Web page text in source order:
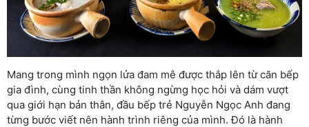
Mang trong mình ngọn lửa đam mê được thắp lên từ căn bếp
gia đình, cùng tinh thần không ngừng học hỏi và dám vượt
qua giới hạn bản thân, đầu bếp trẻ Nguyễn Ngọc Anh đang
từng bước viết nên hành trình riêng của mình. Đó là hành